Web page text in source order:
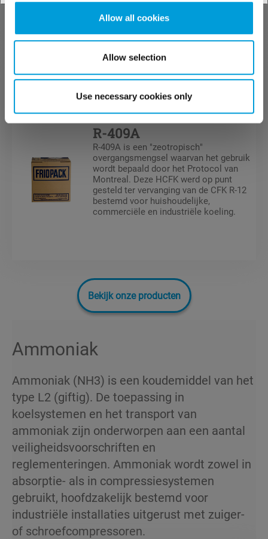
Allow all cookies
Allow selection
Use necessary cookies only
HCFK's
R-409A
R-409A is een "zeotropisch"
overgangsmengsel waarvan het gebruik
wordt bepaald door het Protocol van
Montreal. Deze HCFK werd op punt
gesteld ter vervanging van de CFK R-12
bestemd voor huishoudelijke,
commerciële en industriële koeling.
Bekijk onze producten
Ammoniak
Ammoniak (NH3) is een koudemiddel van het
type L2 (giftig). De toepassing in
koelsystemen en het transport van
ammoniak zijn onderworpen aan een aantal
veiligheidsvoorschriften en
reglementeringen. Ammoniak wordt zowel in
absorptie- als in compressiesystemen
gebruikt, hoofdzakelijk bestemd voor
industriële installaties uitgerust met zuiger-
of schroefcompressoren.